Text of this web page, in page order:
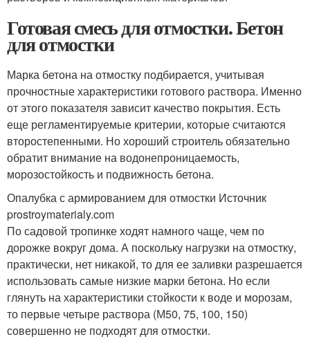
Готовая смесь для отмостки. Бетон
для отмостки
Марка бетона на отмостку подбирается, учитывая
прочностные характеристики готового раствора. Именно
от этого показателя зависит качество покрытия. Есть
еще регламентируемые критерии, которые считаются
второстепенными. Но хороший строитель обязательно
обратит внимание на водонепроницаемость,
морозостойкость и подвижность бетона.
Опалубка с армированием для отмостки Источник
prostroymaterialy.com
По садовой тропинке ходят намного чаще, чем по
дорожке вокруг дома. А поскольку нагрузки на отмостку,
практически, нет никакой, то для ее заливки разрешается
использовать самые низкие марки бетона. Но если
глянуть на характеристики стойкости к воде и морозам,
то первые четыре раствора (М50, 75, 100, 150)
совершенно не подходят для отмостки.